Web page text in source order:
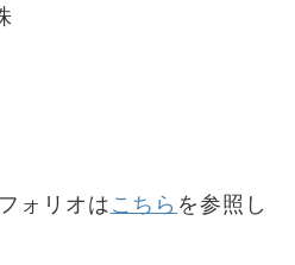
ォリオはこちら を参照し